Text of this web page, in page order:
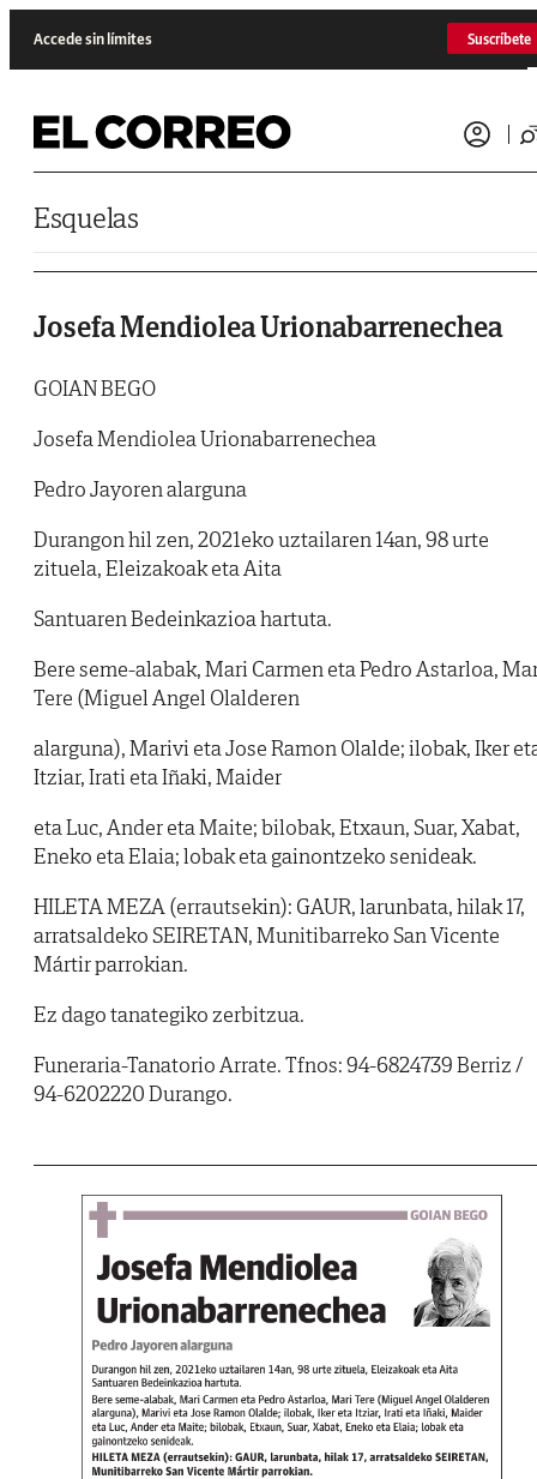
Accede sin límites Suscríbete
Esquelas
Josefa Mendiolea Urionabarrenechea
GOIAN BEGO
Josefa Mendiolea Urionabarrenechea
Pedro Jayoren alarguna
Durangon hil zen, 2021eko uztailaren 14an, 98 urte
zituela, Eleizakoak eta Aita
Santuaren Bedeinkazioa hartuta.
Bere seme-alabak, Mari Carmen eta Pedro Astarloa,
Tere (Miguel Angel Olalderen
alarguna), Marivi eta Jose Ramon Olalde; ilobak, Iker
Itziar, Irati eta Iñaki, Maider
eta Luc, Ander eta Maite; bilobak, Etxaun, Suar, Xabat,
Eneko eta Elaia; lobak eta gainontzeko senideak.
HILETA MEZA (errautsekin): GAUR, larunbata, hilak 17,
arratsaldeko SEIRETAN, Munitibarreko San Vicente
Mártir parrokian.
Ez dago tanategiko zerbitzua.
Funeraria-Tanatorio Arrate. Tfnos: 94-6824739 Berriz /
94-6202220 Durango.